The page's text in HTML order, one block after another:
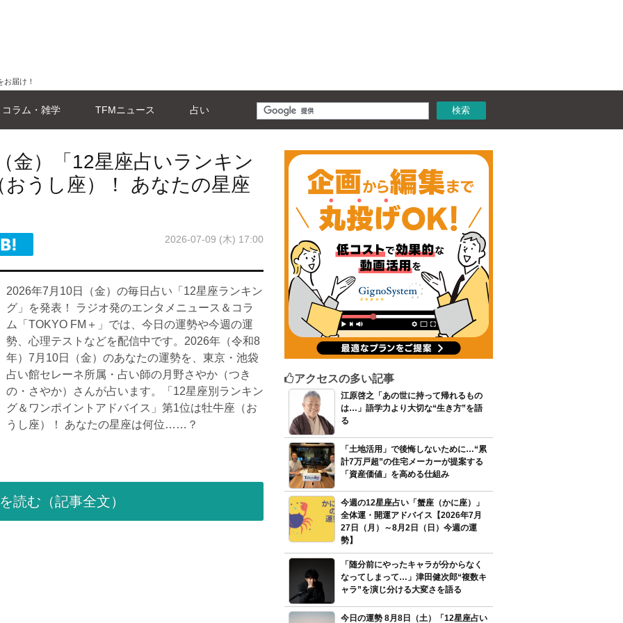
届け！
コラム・雑学 TFMニュース 占い
金）「12星座占いランキン
うし座）！ あなたの星座
2026-07-09 (木) 17:00
2026年7月10日（金）の毎日占い「12星座ランキン
グ」を発表！ ラジオ発のエンタメニュース＆コラ
ム「TOKYO FM＋」では、今日の運勢や今週の運
勢、心理テストなどを配信中です。2026年（令和8
年）7月10日（金）のあなたの運勢を、東京・池袋
占い館セレーネ所属・占い師の月野さやか（つき
の・さやか）さんが占います。「12星座別ランキン
グ＆ワンポイントアドバイス」第1位は牡牛座（お
うし座）！ あなたの星座は何位……？
読む（記事全文）
アクセスの多い記事
江原啓之「あの世に持って帰れるもの
は…」語学力より大切な“生き方”を語
る
「土地活用」で後悔しないために…“累
計7万戸超”の住宅メーカーが提案する
「資産価値」を高める仕組み
今週の12星座占い「蟹座（かに座）」
全体運・開運アドバイス【2026年7月
27日（月）～8月2日（日）今週の運
勢】
「随分前にやったキャラが分からなく
なってしまって…」津田健次郎“複数キ
ャラ”を演じ分ける大変さを語る
今日の運勢 8月8日（土）「12星座占い